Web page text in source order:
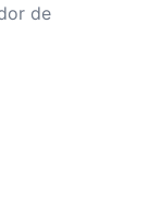
de